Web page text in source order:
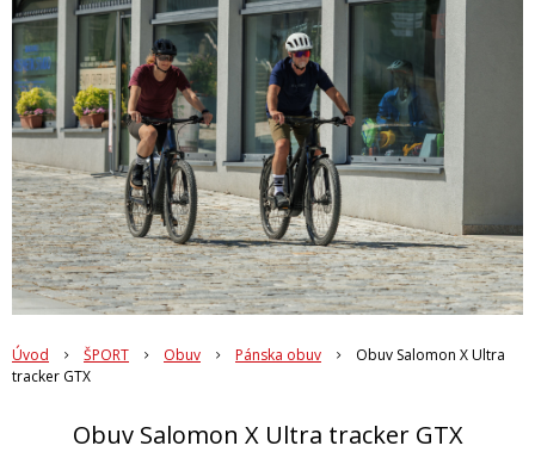
Úvod ŠPORT Obuv Pánska obuv
Obuv Salomon X Ultra
tracker GTX
Obuv Salomon X Ultra tracker GTX